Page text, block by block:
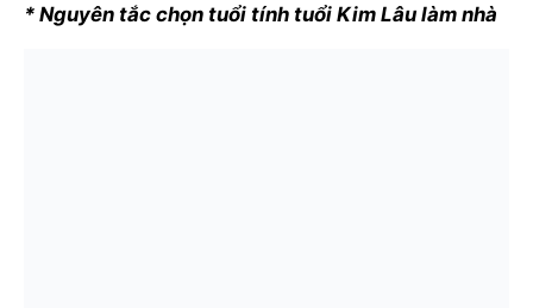
* Nguyên tắc chọn tuổi tính tuổi Kim Lâu làm nhà